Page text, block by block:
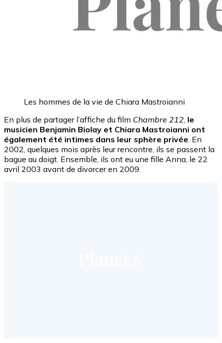
Les hommes de la vie de Chiara Mastroianni
En plus de partager l’affiche du film Chambre 212, le
musicien Benjamin Biolay et Chiara Mastroianni ont
également été intimes dans leur sphère privée. En
2002, quelques mois après leur rencontre, ils se passent la
bague au doigt. Ensemble, ils ont eu une fille Anna, le 22
avril 2003 avant de divorcer en 2009.